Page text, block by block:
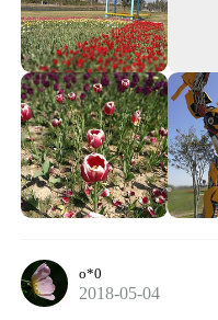
憾。 交通：瓯海大道
海大道，上面有路标
o*0
2018-05-04